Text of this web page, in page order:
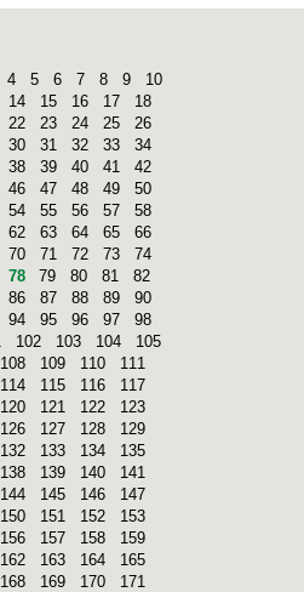
4 5 6 7 8 9
10
14 15 16 17
18
22 23 24 25
26
30 31 32 33
34
38 39 40 41
42
46 47 48 49
50
54 55 56 57
58
62 63 64 65
66
70 71 72 73
74
78 79 80 81
82
86 87 88 89
90
94 95 96 97
98
102 103 104
105
108 109 110
111
114 115 116
117
120 121 122
123
126 127 128
129
132 133 134
135
138 139 140
141
144 145 146
147
150 151 152
153
156 157 158
159
162 163 164
165
168 169 170
171